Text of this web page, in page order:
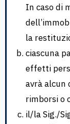
In caso di
la
ciascuna
effetti
avrà alcun
rimborsi o
il/la Sig./